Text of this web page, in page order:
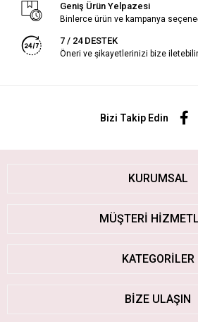
Geniş Ürün Yelpazesi
Binlerce ürün ve kampanya
7 / 24 DESTEK
Öneri ve şikayetlerinizi bize
Bizi Takip Edin
KURUMSAL
MÜŞTERİ
KATEGORİLER
BİZE ULAŞIN